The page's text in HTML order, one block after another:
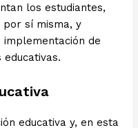
los estudiantes,
por sí misma, y
implementación de
educativa y, en esta